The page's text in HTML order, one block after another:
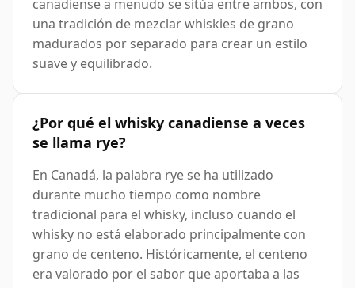
canadiense a menudo se sitúa entre ambos, con
una tradición de mezclar whiskies de grano
madurados por separado para crear un estilo
suave y equilibrado.
¿Por qué el whisky canadiense a veces
se llama rye?
En Canadá, la palabra rye se ha utilizado
durante mucho tiempo como nombre
tradicional para el whisky, incluso cuando el
whisky no está elaborado principalmente con
grano de centeno. Históricamente, el centeno
era valorado por el sabor que aportaba a las